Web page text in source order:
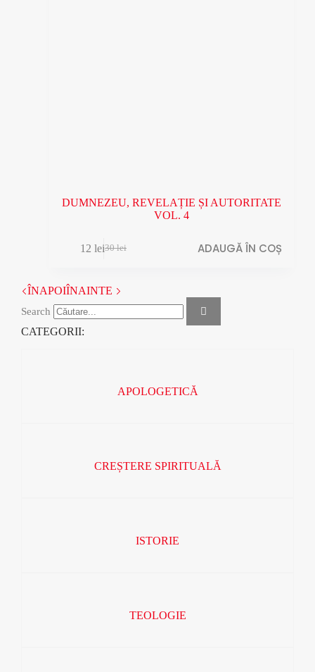
DUMNEZEU, REVELAȚIE ȘI AUTORITATE
VOL. 4
30lei
Prețul
fost:
30 lei.
12 leiPrețul
12 lei.
ADAUGĂ ÎN COȘ
ÎNAPOIÎNAINTE
Search
CATEGORII:
APOLOGETICĂ
CREȘTERE SPIRITUALĂ
ISTORIE
TEOLOGIE